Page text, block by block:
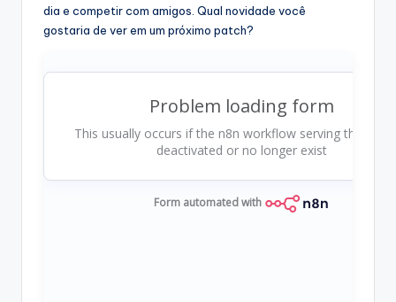
dia e competir com amigos. Qual novidade você
gostaria de ver em um próximo patch?